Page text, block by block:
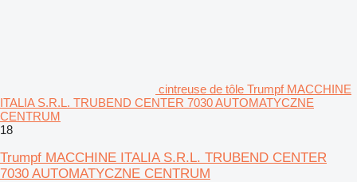
cintreuse de tôle Trumpf MACCHINE
ITALIA S.R.L. TRUBEND CENTER 7030 AUTOMATYCZNE
CENTRUM
18
Trumpf MACCHINE ITALIA S.R.L. TRUBEND CENTER
7030 AUTOMATYCZNE CENTRUM